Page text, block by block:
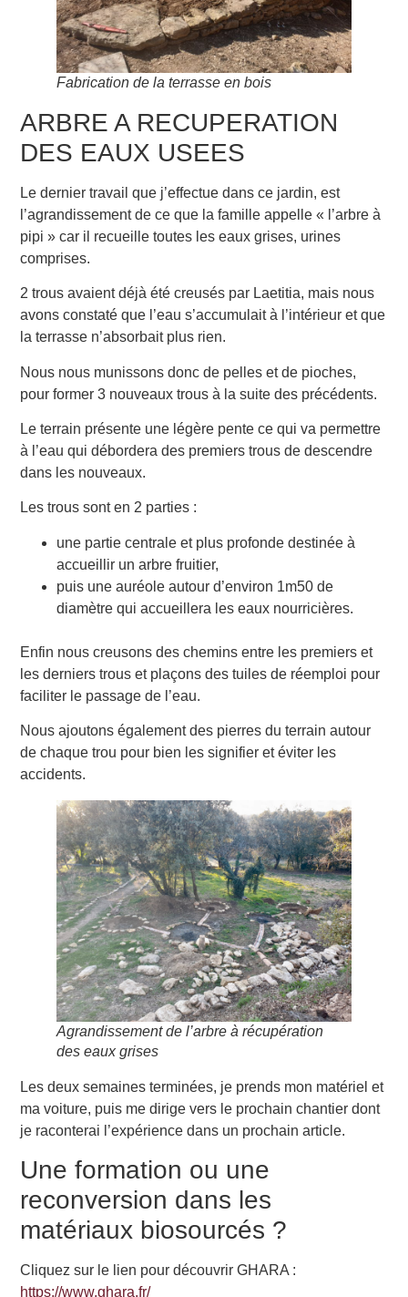
Fabrication de la terrasse en bois
ARBRE A RECUPERATION
DES EAUX USEES
Le dernier travail que j’effectue dans ce jardin, est
l’agrandissement de ce que la famille appelle « l’arbre à
pipi » car il recueille toutes les eaux grises, urines
comprises.
2 trous avaient déjà été creusés par Laetitia, mais nous
avons constaté que l’eau s’accumulait à l’intérieur et que
la terrasse n’absorbait plus rien.
Nous nous munissons donc de pelles et de pioches,
pour former 3 nouveaux trous à la suite des précédents.
Le terrain présente une légère pente ce qui va permettre
à l’eau qui débordera des premiers trous de descendre
dans les nouveaux.
Les trous sont en 2 parties :
une partie centrale et plus profonde destinée à
accueillir un arbre fruitier,
puis une auréole autour d’environ 1m50 de
diamètre qui accueillera les eaux nourricières.
Enfin nous creusons des chemins entre les premiers et
les derniers trous et plaçons des tuiles de réemploi pour
faciliter le passage de l’eau.
Nous ajoutons également des pierres du terrain autour
de chaque trou pour bien les signifier et éviter les
accidents.
Agrandissement de l’arbre à récupération
des eaux grises
Les deux semaines terminées, je prends mon matériel et
ma voiture, puis me dirige vers le prochain chantier dont
je raconterai l’expérience dans un prochain article.
Une formation ou une
reconversion dans les
matériaux biosourcés ?
Cliquez sur le lien pour découvrir GHARA :
https://www.ghara.fr/